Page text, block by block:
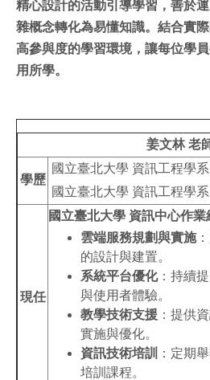
精心設計的活動引導學習，善於
雜概念轉化為易懂知識。結合實
高參與度的學習環境，讓每位學
用所學。
姜文林 老
學歷
國立臺北大學 資訊工程學
國立臺北大學 資訊工程學
現任
國立臺北大學 資訊中心作業
雲端服務規劃與實施
的設計與建置。
系統平台優化：持續
與使用者體驗。
教學技術支援 ：提供
實施與優化。
資訊技術培訓
：定期
培訓課程。